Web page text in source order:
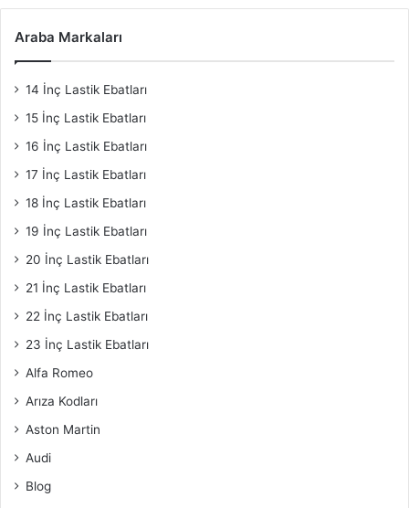
Araba Markaları
14 İnç Lastik Ebatları
15 İnç Lastik Ebatları
16 İnç Lastik Ebatları
17 İnç Lastik Ebatları
18 İnç Lastik Ebatları
19 İnç Lastik Ebatları
20 İnç Lastik Ebatları
21 İnç Lastik Ebatları
22 İnç Lastik Ebatları
23 İnç Lastik Ebatları
Alfa Romeo
Arıza Kodları
Aston Martin
Audi
Blog